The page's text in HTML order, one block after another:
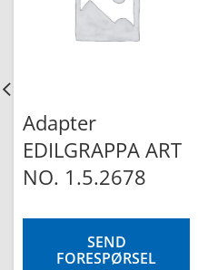
Adapter
EDILGRAPPA ART
NO. 1.5.2678
SEND
FORESPØRSEL